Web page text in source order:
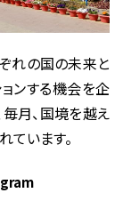
れの国の未来と
ンする機会を企
月、国境を越え
ています。